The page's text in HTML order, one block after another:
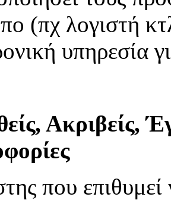
(πχ λογιστή
υπηρεσία
Ακριβείς,
που επιθυμεί